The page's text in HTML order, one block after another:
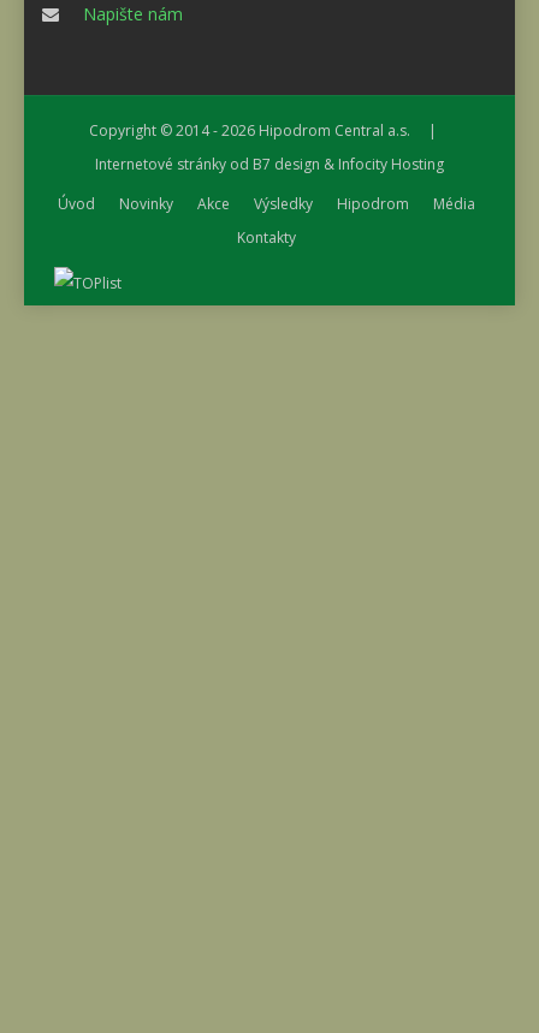
Napište nám
Copyright © 2014 - 2026 Hipodrom Central a.s. |
Internetové stránky od B7 design & Infocity Hosting
Úvod
Novinky Akce Výsledky Hipodrom
Média
Kontakty